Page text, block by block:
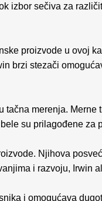
izbor sečiva za
proizvode u ovoj
brzi stezači
tačna merenja. Merne
su prilagođene za
Njihova
i razvoju, Irwin
i omogućava